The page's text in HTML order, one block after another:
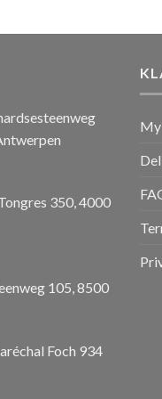
€ 1.850,00.€
350, 4000
105, 8500
Foch 934